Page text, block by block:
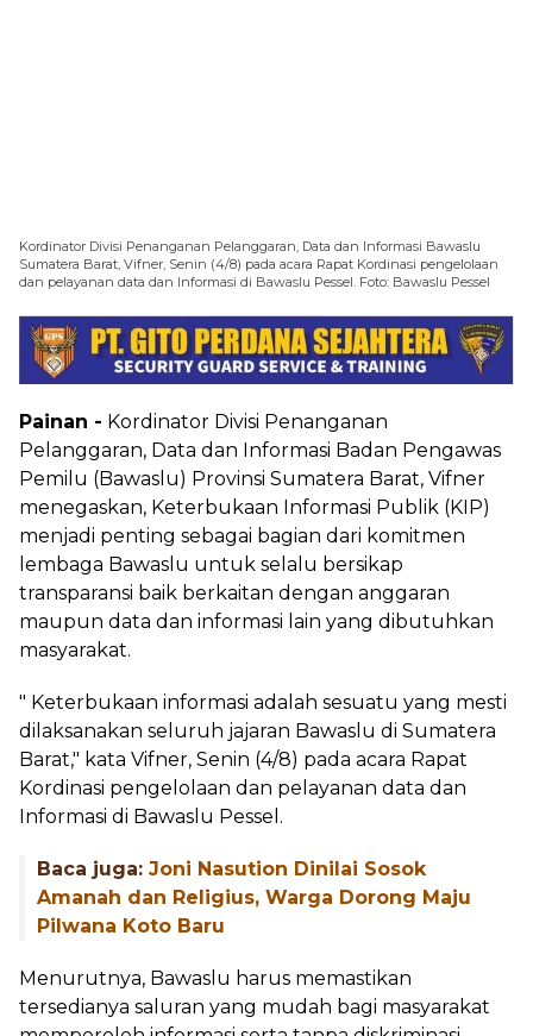
Kordinator Divisi Penanganan Pelanggaran, Data dan Informasi Bawaslu
Sumatera Barat, Vifner, Senin (4/8) pada acara Rapat Kordinasi pengelolaan
dan pelayanan data dan Informasi di Bawaslu Pessel. Foto: Bawaslu Pessel
Painan - Kordinator Divisi Penanganan
Pelanggaran, Data dan Informasi Badan Pengawas
Pemilu (Bawaslu) Provinsi Sumatera Barat, Vifner
menegaskan, Keterbukaan Informasi Publik (KIP)
menjadi penting sebagai bagian dari komitmen
lembaga Bawaslu untuk selalu bersikap
transparansi baik berkaitan dengan anggaran
maupun data dan informasi lain yang dibutuhkan
masyarakat.
" Keterbukaan informasi adalah sesuatu yang mesti
dilaksanakan seluruh jajaran Bawaslu di Sumatera
Barat," kata Vifner, Senin (4/8) pada acara Rapat
Kordinasi pengelolaan dan pelayanan data dan
Informasi di Bawaslu Pessel.
Baca juga: Joni Nasution Dinilai Sosok
Amanah dan Religius, Warga Dorong Maju
Pilwana Koto Baru
Menurutnya, Bawaslu harus memastikan
tersedianya saluran yang mudah bagi masyarakat